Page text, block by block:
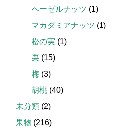
ヘーゼルナッツ (1)
マカダミアナッツ (1)
松の実 (1)
栗 (15)
梅 (3)
胡桃 (40)
未分類 (2)
果物 (216)